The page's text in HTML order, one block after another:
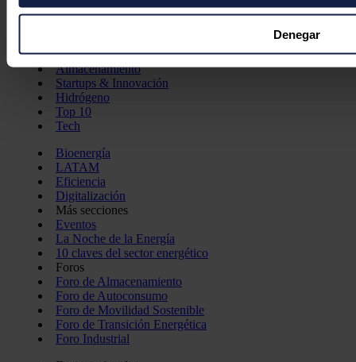
(huellas digitales)
Obtenga más información sobre cómo se procesan sus
preferencias en lasección de datos. Puede cambiar o
momento en la Declaración de cookies.
Las cookies de este sitio web se usan para personalizar el
funciones de redes sociales y analizar el tráfico. Además,
que haga del sitio web con nuestros partners de redes
pueden combinarla con otra información que les haya
del uso que haya hecho de sus servicios.
Denegar
Petróleo & Gas
Movilidad
Almacenamiento
Startups & Innovación
Hidrógeno
Top 10
Tech
Bioenergía
LATAM
Eficiencia
Digitalización
Más secciones
Eventos
La Noche de la Energía
10 claves del sector energético
Foros
Foro de Almacenamiento
Foro de Autoconsumo
Foro de Movilidad Sostenible
Foro de Transición Energética
Foro Industrial